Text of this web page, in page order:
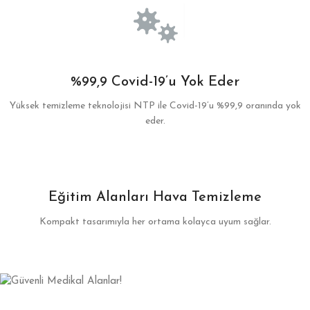
%99,9 Covid-19’u Yok Eder
Yüksek temizleme teknolojisi NTP ile Covid-19’u %99,9 oranında yok
eder.
Eğitim Alanları Hava Temizleme
Kompakt tasarımıyla her ortama kolayca uyum sağlar.